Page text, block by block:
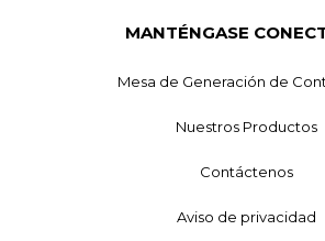
MANTÉNGASE
Mesa de Generación de
Nuestros Productos
Contáctenos
Aviso de privacidad